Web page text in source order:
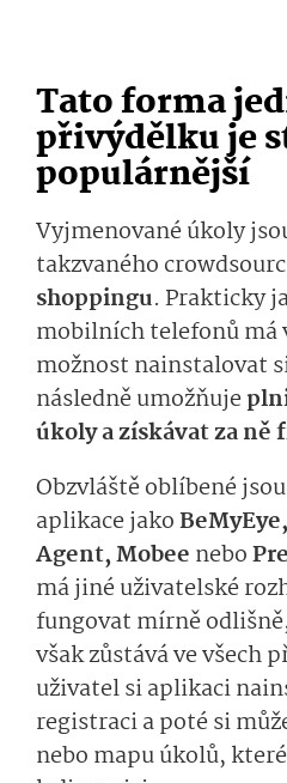
Tato forma
přivýdělku je
populárnější
Vyjmenované úkoly
takzvaného
shoppingu. Prakticky
mobilních telefonů má
možnost nainstalovat
následně umožňuje
úkoly a získávat za
Obzvláště oblíbené
aplikace jako
Agent, Mobee nebo
má jiné uživatelské
fungovat mírně
však zůstává ve všech
uživatel si aplikaci
registraci a poté si
nebo mapu úkolů,